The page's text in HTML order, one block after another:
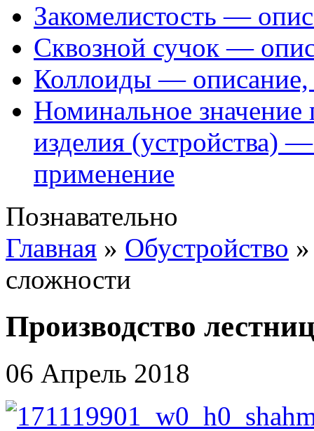
Закомелистость —
Сквозной сучок —
Коллоиды — описание,
Номинальное значение
изделия (устройства)
применение
Познавательно
Главная » Обустройство
сложности
Производство
06 Апрель 2018